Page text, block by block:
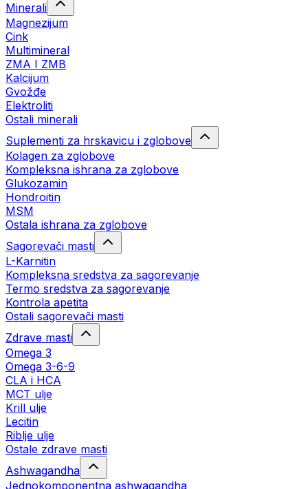
Minerali
Magnezijum
Cink
Multimineral
ZMA I ZMB
Kalcijum
Gvožđe
Elektroliti
Ostali minerali
Suplementi za hrskavicu i zglobove
Kolagen za zglobove
Kompleksna ishrana za zglobove
Glukozamin
Hondroitin
MSM
Ostala ishrana za zglobove
Sagorevači masti
L-Karnitin
Kompleksna sredstva za sagorevanje
Termo sredstva za sagorevanje
Kontrola apetita
Ostali sagorevači masti
Zdrave masti
Omega 3
Omega 3-6-9
CLA i HCA
MCT ulje
Krill ulje
Lecitin
Riblje ulje
Ostale zdrave masti
Ashwagandha
Jednokomponentna ashwagandha